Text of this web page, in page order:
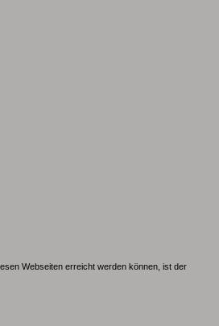
Webseiten erreicht werden können, ist der